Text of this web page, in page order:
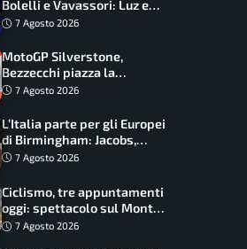
Bolelli e Vavassori: Luz e
Matos fermano gli azzurri
7 Agosto 2026
MotoGP Silverstone,
Bezzecchi piazza la
zampata: Aprilia domina,
7 Agosto 2026
L’Italia parte per gli Europei
di Birmingham: Jacobs,
Tamberi e Battocletti
record
7 Agosto 2026
Ciclismo, tre appuntamenti
oggi: spettacolo sul Mont
Ventoux, orari e come
7 Agosto 2026